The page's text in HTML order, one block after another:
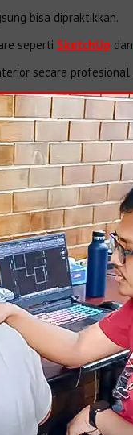
bisa dipraktikkan.
seperti SketchUp dan
secara profesional.